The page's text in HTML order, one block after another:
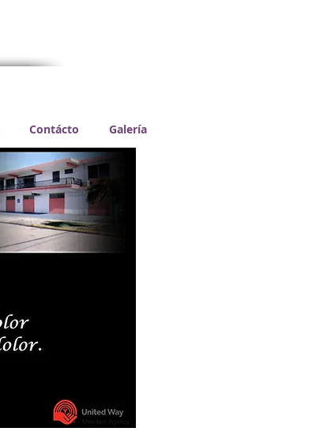
Contácto Galería